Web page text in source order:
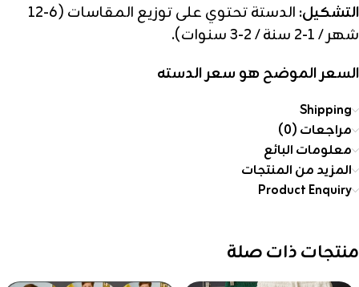
التشكيل:
الدستة تحتوي على توزيع المقاسات (6-12
شهر / 1-2 سنة / 2-3 سنوات).
السعر الموضح هو سعر الدسته
Shipping
مراجعات (0)
معلومات البائع
المزيد من المنتجات
Product Enquiry
منتجات ذات صلة